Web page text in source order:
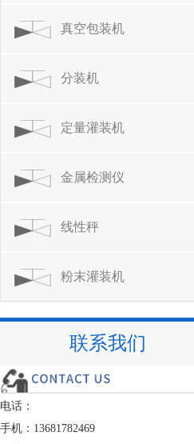
真空包装机
分装机
定量灌装机
金属检测仪
线性秤
粉末灌装机
联系我们
电话：
手机：13681782469